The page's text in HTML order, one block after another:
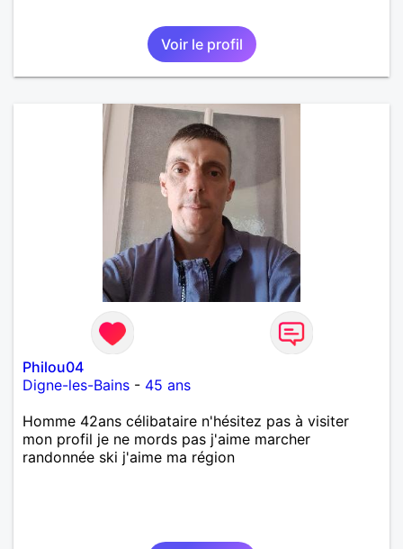
Voir le profil
Philou04
Digne-les-Bains - 45 ans
Homme 42ans célibataire n'hésitez pas à visiter
mon profil je ne mords pas j'aime marcher
randonnée ski j'aime ma région